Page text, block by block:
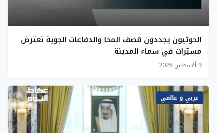
الحوثيون يجددون قصف المخا والدفاعات الجوية تعترض
مسيّرات في سماء المدينة
9 أغسطس 2026
عربي و عالمي